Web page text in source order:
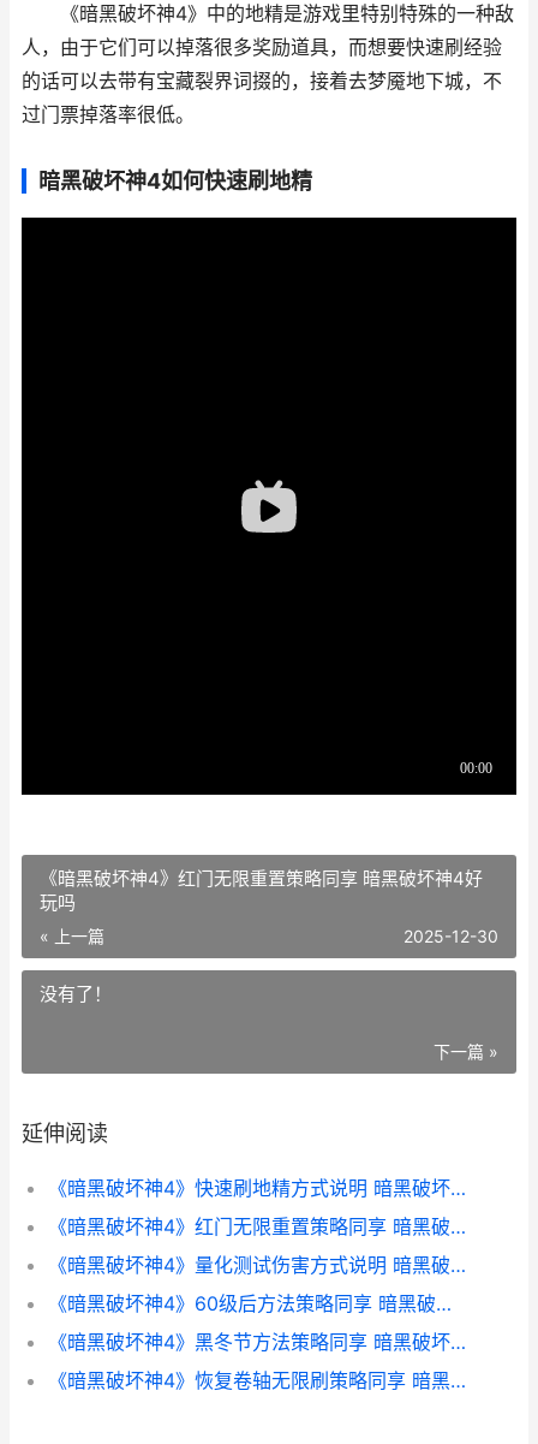
《暗黑破坏神4》中的地精是游戏里特别特殊的一种敌
人，由于它们可以掉落很多奖励道具，而想要快速刷经验
的话可以去带有宝藏裂界词掇的，接着去梦魇地下城，不
过门票掉落率很低。
暗黑破坏神4如何快速刷地精
《暗黑破坏神4》红门无限重置策略同享 暗黑破坏神4好
玩吗
« 上一篇 2025-12-30
没有了！
下一篇 »
延伸阅读
《暗黑破坏神4》快速刷地精方式说明 暗黑破坏神4死灵法师加点
《暗黑破坏神4》红门无限重置策略同享 暗黑破坏神4好玩吗
《暗黑破坏神4》量化测试伤害方式说明 暗黑破坏神4新赛季
《暗黑破坏神4》60级后方法策略同享 暗黑破坏神4职业
《暗黑破坏神4》黑冬节方法策略同享 暗黑破坏神4死灵法师加点
《暗黑破坏神4》恢复卷轴无限刷策略同享 暗黑破坏神4好玩吗